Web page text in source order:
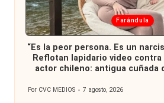
Publicada
en
Farándula
“Es la peor persona. Es un
Reflotan lapidario video
actor chileno: antigua cuñada
Publicado
Por CVC MEDIOS 7 agosto, 2026